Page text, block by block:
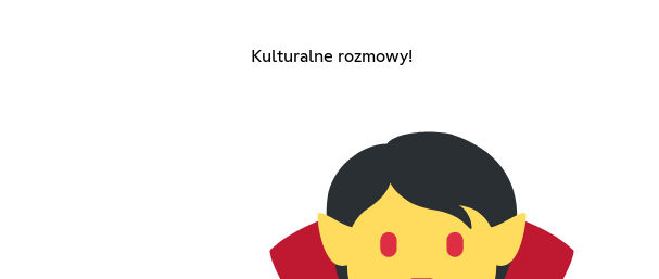
Kulturalne rozmowy!